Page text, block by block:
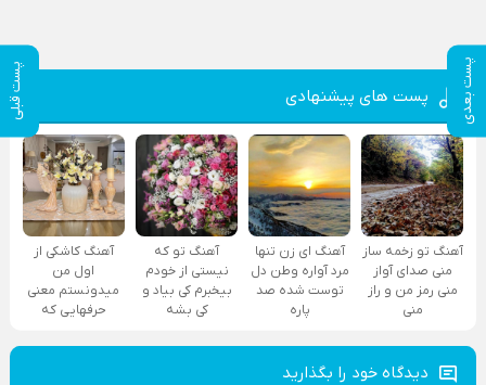
پست بعدی پست قبلی پست های پیشنهادی
آهنگ تو زخمه ساز
منی صدای آواز
منی رمز من و راز
منی
آهنگ ای زن تنها
مرد آواره وطن دل
توست شده صد
پاره
آهنگ تو که
نیستی از خودم
بیخبرم کی بیاد و
کی بشه
آهنگ کاشکی از
اول من
میدونستم معنی
حرفهایی که
دیدگاه خود را بگذارید